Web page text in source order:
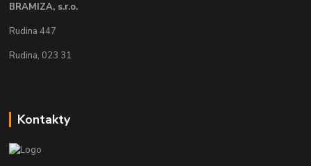
BRAMIZA, s.r.o.
Rudina 447
Rudina, 023 31
Kontakty